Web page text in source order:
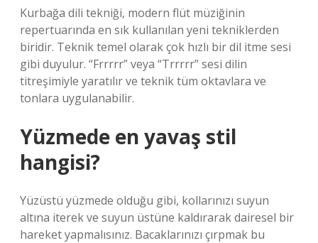
Kurbağa dili tekniği, modern flüt müziğinin
repertuarında en sık kullanılan yeni tekniklerden
biridir. Teknik temel olarak çok hızlı bir dil itme sesi
gibi duyulur. “Frrrrr” veya “Trrrrr” sesi dilin
titreşimiyle yaratılır ve teknik tüm oktavlara ve
tonlara uygulanabilir.
Yüzmede en yavaş stil
hangisi?
Yüzüstü yüzmede olduğu gibi, kollarınızı suyun
altına iterek ve suyun üstüne kaldırarak dairesel bir
hareket yapmalısınız. Bacaklarınızı çırpmak bu